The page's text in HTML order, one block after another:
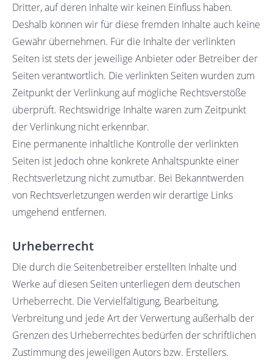
Dritter, auf deren Inhalte wir keinen Einfluss haben.
Deshalb können wir für diese fremden Inhalte auch keine
Gewähr übernehmen. Für die Inhalte der verlinkten
Seiten ist stets der jeweilige Anbieter oder Betreiber der
Seiten verantwortlich. Die verlinkten Seiten wurden zum
Zeitpunkt der Verlinkung auf mögliche Rechtsverstöße
überprüft. Rechtswidrige Inhalte waren zum Zeitpunkt
der Verlinkung nicht erkennbar.
Eine permanente inhaltliche Kontrolle der verlinkten
Seiten ist jedoch ohne konkrete Anhaltspunkte einer
Rechtsverletzung nicht zumutbar. Bei Bekanntwerden
von Rechtsverletzungen werden wir derartige Links
umgehend entfernen.
Urheberrecht
Die durch die Seitenbetreiber erstellten Inhalte und
Werke auf diesen Seiten unterliegen dem deutschen
Urheberrecht. Die Vervielfältigung, Bearbeitung,
Verbreitung und jede Art der Verwertung außerhalb der
Grenzen des Urheberrechtes bedürfen der schriftlichen
Zustimmung des jeweiligen Autors bzw. Erstellers.